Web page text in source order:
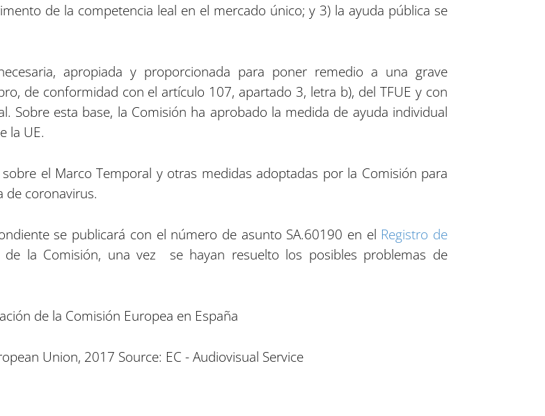
de la competencia leal en el mercado único; y 3) la ayuda pública se
apropiada y proporcionada para poner remedio a una grave
de conformidad con el artículo 107, apartado 3, letra b), del TFUE y con
Sobre esta base, la Comisión ha aprobado la medida de ayuda individual
la UE.
el Marco Temporal y otras medidas adoptadas por la Comisión para
de coronavirus.
se publicará con el número de asunto SA.60190 en el Registro de
de la Comisión, una vez se hayan resuelto los posibles problemas de
de la Comisión Europea en España
Union, 2017 Source: EC - Audiovisual Service